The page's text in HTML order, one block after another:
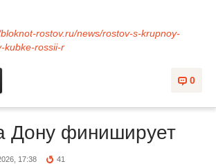
rostov.ru/news/rostov-s-krupnoy-
kubke-rossii-r
0
Дону финиширует
17:38 41